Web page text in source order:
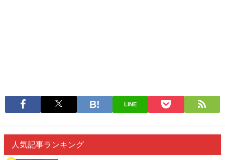
LINE
人気記事ランキング